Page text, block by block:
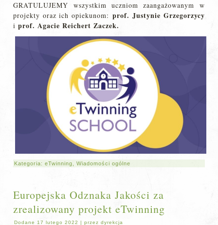
GRATULUJEMY wszystkim uczniom zaangażowanym w
projekty oraz ich opiekunom: prof. Justynie Grzegorzycy
i prof. Agacie Reichert Zaczek.
Kategoria:eTwinning ,Wiadomości ogólne
Europejska Odznaka Jakości za
zrealizowany projekt eTwinning
Dodane 17 lutego 2022 |przez dyrekcja